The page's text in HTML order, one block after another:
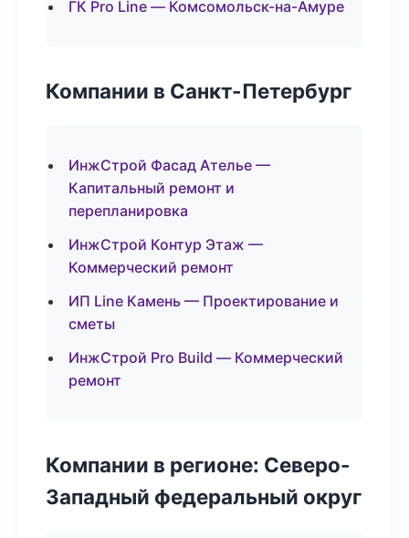
ГК Pro Line — Комсомольск-на-Амуре
Компании в Санкт-Петербург
ИнжСтрой Фасад Ателье —
Капитальный ремонт и
перепланировка
ИнжСтрой Контур Этаж —
Коммерческий ремонт
ИП Line Камень — Проектирование и
сметы
ИнжСтрой Pro Build — Коммерческий
ремонт
Компании в регионе: Северо-
Западный федеральный округ